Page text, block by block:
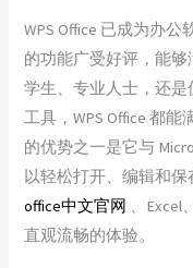
WPS Office 已成为办
的功能广受好评，能
学生、专业人士，还
工具，WPS Office 都能
的优势之一是它与
以轻松打开、编辑和
office中文官网 、Excel
直观流畅的体验。